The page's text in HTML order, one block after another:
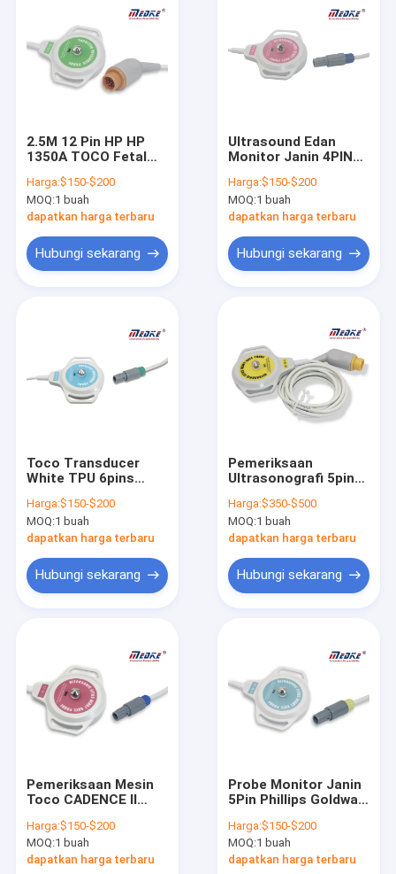
Tentang kita
Sensor SPO2 sekali pakai
Probe Spo2 sekali pakai
Kabel ekstensi SPO2
Kabel Mesin EKG
Aksesori EKG
Manset NIBP
Pemeriksaan Suhu Medis
2.5M 12 Pin HP HP
1350A TOCO Fetal
Harga:$150-$200
MOQ:1 buah
dapatkan harga terbaru
Hubungi sekarang
Ultrasound Edan
Monitor Janin 4PINS
Transduser
Harga:$150-$200
MOQ:1 buah
dapatkan harga terbaru
Hubungi sekarang
Toco Transducer
White TPU 6pins
Monitor Probe
Harga:$150-$200
MOQ:1 buah
dapatkan harga terbaru
Hubungi sekarang
Pemeriksaan
Ultrasonografi 5pin
FM800 Fetal Monitor
Harga:$350-$500
MOQ:1 buah
dapatkan harga terbaru
Hubungi sekarang
Pemeriksaan Mesin
Toco CADENCE II
SONATINA
Harga:$150-$200
MOQ:1 buah
dapatkan harga terbaru
Probe Monitor Janin
5Pin Phillips Goldway
Harga:$150-$200
MOQ:1 buah
dapatkan harga terbaru